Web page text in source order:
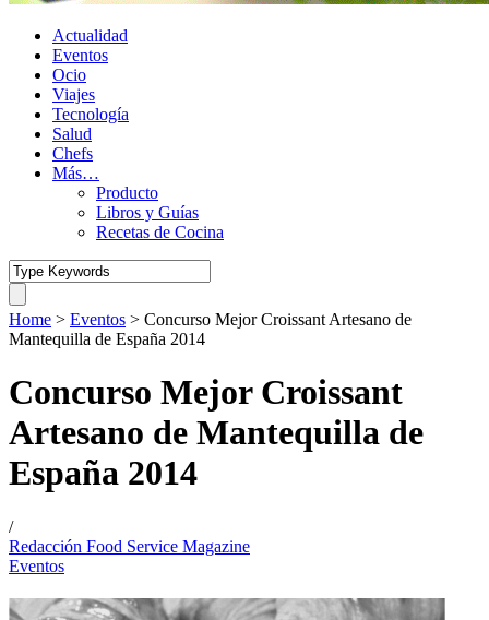
Actualidad
Eventos
Ocio
Viajes
Tecnología
Salud
Chefs
Más…
Producto
Libros y Guías
Recetas de Cocina
Home > Eventos > Concurso Mejor Croissant Artesano de
Mantequilla de España 2014
Concurso Mejor Croissant
Artesano de Mantequilla de
España 2014
/
Redacción Food Service Magazine
Eventos